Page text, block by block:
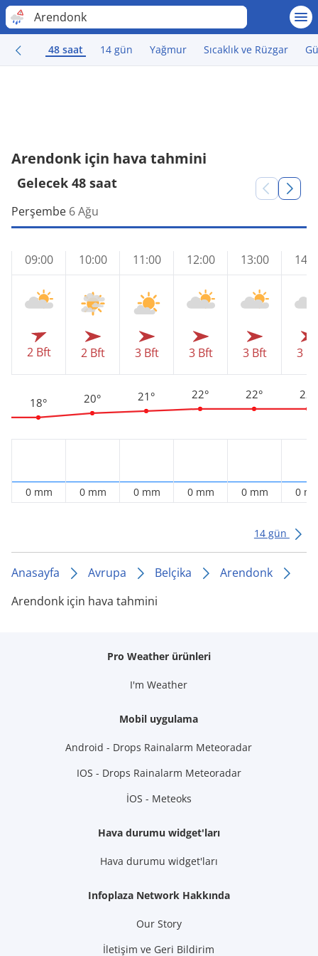
Arendonk
48 saat 14 gün Yağmur Sıcaklık ve Rüzgar
Arendonk için hava tahmini
Gelecek 48 saat
Perşembe 6 Ağu
09:00
2 Bft
18°
0 mm
10:00
2 Bft
20°
0 mm
11:00
3 Bft
21°
0 mm
12:00
3 Bft
22°
0 mm
13:00
3 Bft
22°
0 mm
3
22°
0
14 gün
Anasayfa Avrupa Belçika
Arendonk
Arendonk için hava tahmini
Pro Weather ürünleri
I'm Weather
Mobil uygulama
Android - Drops Rainalarm Meteoradar
IOS - Drops Rainalarm Meteoradar
İOS - Meteoks
Hava durumu widget'ları
Hava durumu widget'ları
Infoplaza Network Hakkında
Our Story
İletişim ve Geri Bildirim